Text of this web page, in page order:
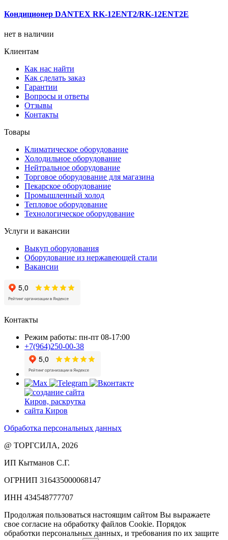
Кондиционер DANTEX RK-12ENT2/RK-12ENT2E
нет в наличии
Клиентам
Как нас найти
Как сделать заказ
Гарантии
Вопросы и ответы
Отзывы
Контакты
Товары
Климатическое оборудование
Холодильное оборудование
Нейтральное оборудование
Торговое оборудование для магазина
Пекарское оборудование
Промышленный холод
Тепловое оборудование
Технологическое оборудование
Услуги и вакансии
Выкуп оборудования
Оборудование из нержавеющей стали
Вакансии
Контакты
Режим работы: пн-пт 08-17:00
+7(964)250-00-38
Обработка персональных данных
@ ТОРГСИЛА, 2026
ИП Кытманов С.Г.
ОГРНИП 316435000068147
ИНН 434548777707
Продолжая пользоваться настоящим сайтом Вы выражаете
свое согласие на обработку файлов Cookie. Порядок
обработки персональных данных, и требования по их защите